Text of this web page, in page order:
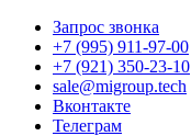
Запрос звонка
+7 (995) 911-97-00
+7 (921) 350-23-10
sale@migroup.tech
Вконтакте
Телеграм